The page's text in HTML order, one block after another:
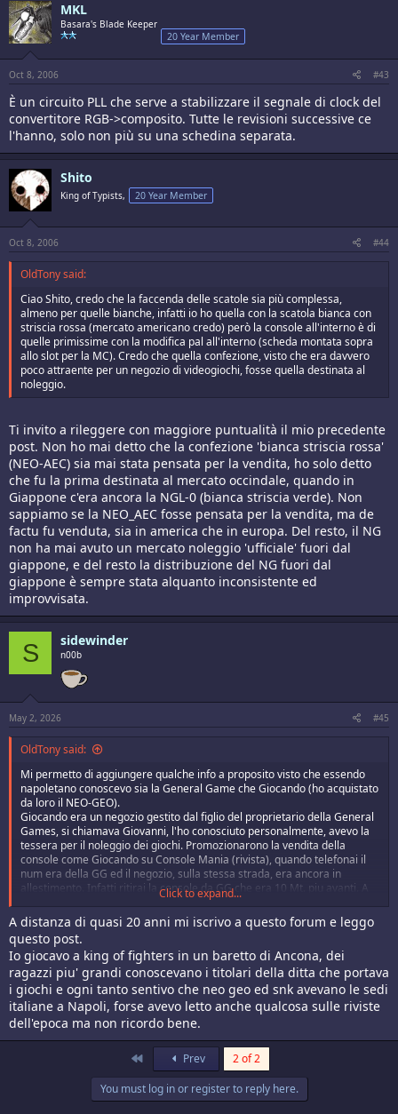
MKL
Basara's Blade Keeper
20 Year Member
Oct 8, 2006 #43
È un circuito PLL che serve a stabilizzare il segnale di clock del
convertitore RGB->composito. Tutte le revisioni successive ce
l'hanno, solo non più su una schedina separata.
Shito
King of Typists, 20 Year Member
Oct 8, 2006 #44
OldTony said:
Ciao Shito, credo che la faccenda delle scatole sia più complessa,
almeno per quelle bianche, infatti io ho quella con la scatola bianca con
striscia rossa (mercato americano credo) però la console all'interno è di
quelle primissime con la modifica pal all'interno (scheda montata sopra
allo slot per la MC). Credo che quella confezione, visto che era davvero
poco attraente per un negozio di videogiochi, fosse quella destinata al
noleggio.
Ti invito a rileggere con maggiore puntualità il mio precedente
post. Non ho mai detto che la confezione 'bianca striscia rossa'
(NEO-AEC) sia mai stata pensata per la vendita, ho solo detto
che fu la prima destinata al mercato occindale, quando in
Giappone c'era ancora la NGL-0 (bianca striscia verde). Non
sappiamo se la NEO_AEC fosse pensata per la vendita, ma de
factu fu venduta, sia in america che in europa. Del resto, il NG
non ha mai avuto un mercato noleggio 'ufficiale' fuori dal
giappone, e del resto la distribuzione del NG fuori dal
giappone è sempre stata alquanto inconsistente ed
improvvisata.
S sidewinder
n00b
May 2, 2026 #45
OldTony said:
Mi permetto di aggiungere qualche info a proposito visto che essendo
napoletano conoscevo sia la General Game che Giocando (ho acquistato
da loro il NEO-GEO).
Giocando era un negozio gestito dal figlio del proprietario della General
Games, si chiamava Giovanni, l'ho conosciuto personalmente, avevo la
tessera per il noleggio dei giochi. Promozionarono la vendita della
console come Giocando su Console Mania (rivista), quando telefonai il
num era della GG ed il negozio, sulla stessa strada, era ancora in
allestimento. Infatti ritirai la console da GG che era 10 Mt. piu avanti. A
proposito sono felice possessore di un NEO GEO AEC (si avete letto
bene) quello con lo scatolo bianco e la striscia rossa su. E' credo uno dei
primi modelli importati, infatti ha all'interno una scheda aggiuntiva della
SNK per funzionare in PAL ma a 60Hz. C'è una foto qui del mio modello:
http://en.wikipedia.org/wiki/Image:Neomb.jpg
Ritornando all'argomento, di lì a poco aprì Giocando, che acquistava da
GG e poi rivendeva o noleggiava. Ovviamente il prezzo finale era lo
stesso per non farsi concorrenza. Probabilmente la SNK vietava il
noleggio delle cartucce, e GG trovò così il modo di noleggiare senza
apparire direttamente.
Giocando andò avanti per quasi 2 anni credo, poi all'uscita del NEO GEO
CD chiuse i battenti. Ora c'è una lavanderia in quel negozio!
Da Giocando si poteva effettuare la permuta delle cartucce, sto ancora
mangiandomi le mani per non aver comprato majong, e stakes winners,
che all'epoca Giovanni voleva rifilarmi per forza essendo titoli poco
Click to expand...
A distanza di quasi 20 anni mi iscrivo a questo forum e leggo
questo post.
Io giocavo a king of fighters in un baretto di Ancona, dei
ragazzi piu' grandi conoscevano i titolari della ditta che portava
i giochi e ogni tanto sentivo che neo geo ed snk avevano le sedi
italiane a Napoli, forse avevo letto anche qualcosa sulle riviste
dell'epoca ma non ricordo bene.
First Prev
2 of 2
You must log in or register to reply here.